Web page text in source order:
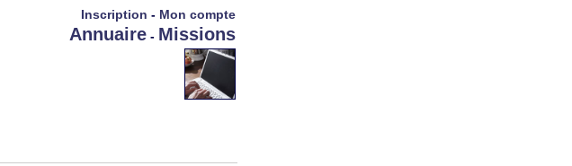
Inscription - Mon compte
Annuaire - Missions